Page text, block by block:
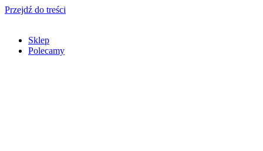
Przejdź do treści
Sklep
Polecamy